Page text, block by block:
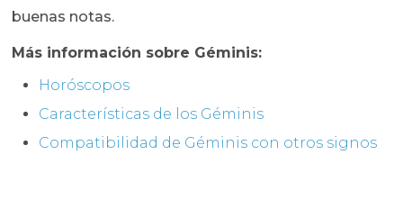
buenas notas.
Más información sobre Géminis:
Horóscopos
Características de los Géminis
Compatibilidad de Géminis con otros signos